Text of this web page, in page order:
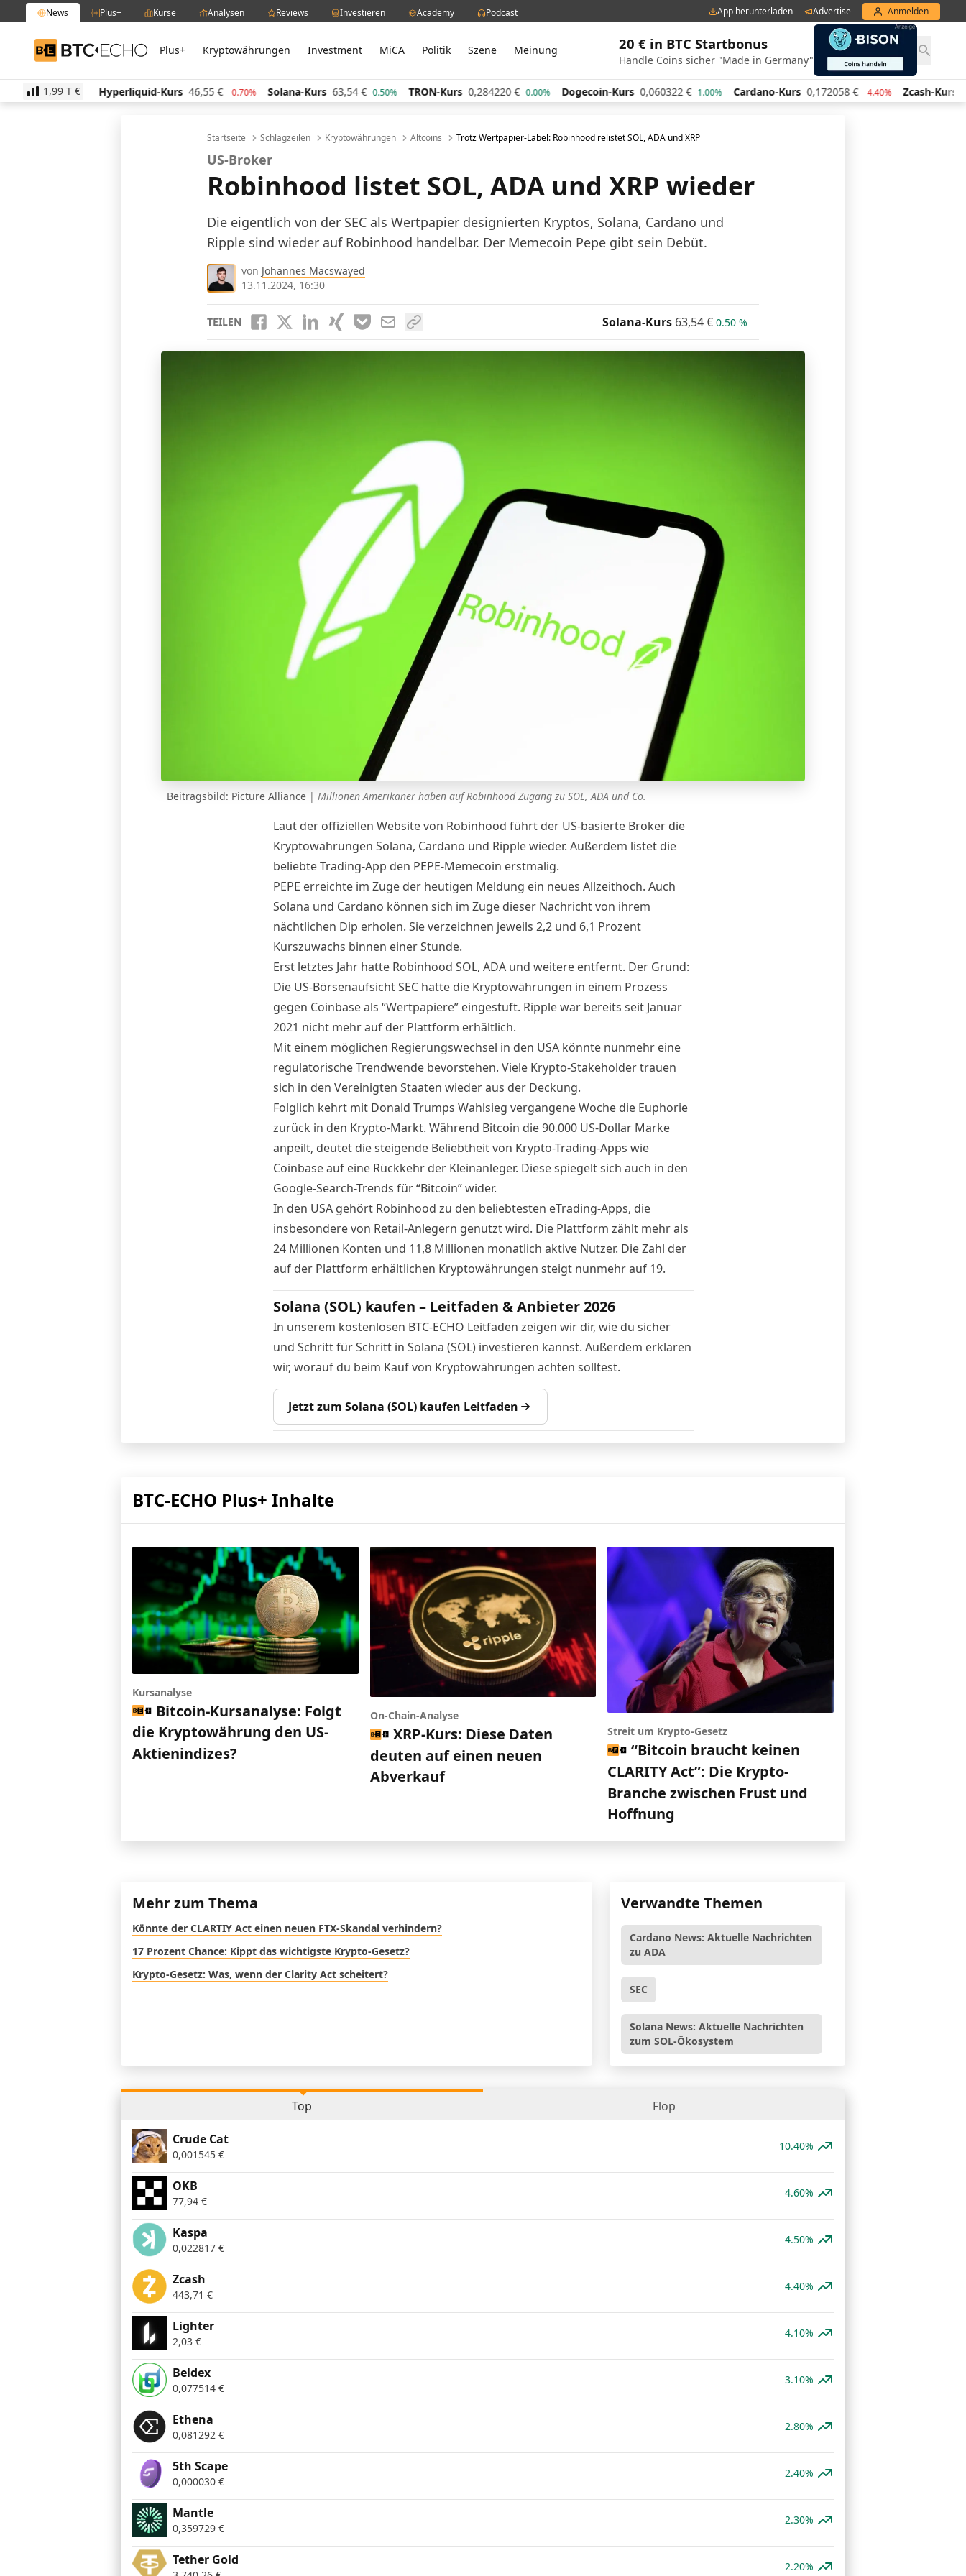
News Plus+ Kurse Analysen Reviews Investieren Academy Podcast App herunterladen Advertise Anmelden
BTC-ECHO Plus+ Kryptowährungen Investment MiCA Politik Szene Meinung 20 € in BTC Startbonus
Handle Coins sicher "Made in Germany"
1,99 T €
0.00% Hyperliquid-Kurs 46,55 € -0.70% Solana-Kurs 63,54 € 0.50% TRON-Kurs 0,284220 € 0.00% Dogecoin-Kurs 0,060322 € 1.00% Cardano-Kurs 0,172058 € -4.40% Zcash-Kurs 443,71
Startseite Schlagzeilen Kryptowährungen Altcoins Trotz Wertpapier-Label: Robinhood relistet SOL, ADA und XRP
US-Broker
Robinhood listet SOL, ADA und XRP wieder
Die eigentlich von der SEC als Wertpapier designierten Kryptos, Solana, Cardano und
Ripple sind wieder auf Robinhood handelbar. Der Memecoin Pepe gibt sein Debüt.
von Johannes Macswayed
13.11.2024, 16:30
TEILEN Solana-Kurs 63,54€ 0.50 %
Beitragsbild: Picture Alliance | Millionen Amerikaner haben auf Robinhood Zugang zu SOL, ADA und Co.
Laut der offiziellen Websitevon Robinhood führt der US-basierte Broker die
Kryptowährungen Solana, Cardano und Ripple wieder. Außerdem listet die
beliebte Trading-App den PEPE-Memecoin erstmalig.
PEPE erreichte im Zuge der heutigen Meldung ein neues Allzeithoch. Auch
Solana und Cardano können sich im Zuge dieser Nachricht von ihrem
nächtlichen Dip erholen. Sie verzeichnen jeweils 2,2 und 6,1 Prozent
Kurszuwachs binnen einer Stunde.
Erst letztes Jahr hatte Robinhood SOL, ADA und weitere entfernt. Der Grund:
Die US-Börsenaufsicht SEC hatte die Kryptowährungen in einem Prozess
gegen Coinbase als “Wertpapiere” eingestuft. Ripple war bereits seit Januar
2021 nicht mehr auf der Plattform erhältlich.
Mit einem möglichen Regierungswechsel in den USA könnte nunmehr eine
regulatorische Trendwende bevorstehen. Viele Krypto-Stakeholder trauen
sich in den Vereinigten Staaten wieder aus der Deckung.
Folglich kehrt mit Donald Trumps Wahlsieg vergangene Woche die Euphorie
zurück in den Krypto-Markt. Während Bitcoin die90.000 US-DollarMarke
anpeilt, deutet die steigende Beliebtheit von Krypto-Trading-Apps wie
Coinbase auf eine Rückkehr der Kleinanleger. Diese spiegelt sich auch in den
Google-Search-Trends für “Bitcoin” wider.
In den USA gehört Robinhood zu den beliebtesten eTrading-Apps, die
insbesondere von Retail-Anlegern genutzt wird. Die Plattform zählt mehr als
24 Millionen Konten und 11,8 Millionen monatlich aktive Nutzer. Die Zahl der
auf der Plattform erhältlichen Kryptowährungen steigt nunmehr auf 19.
Solana (SOL) kaufen – Leitfaden & Anbieter 2026
In unserem kostenlosen BTC-ECHO Leitfaden zeigen wir dir, wie du sicher
und Schritt für Schritt in Solana (SOL) investieren kannst. Außerdem erklären
wir, worauf du beim Kauf von Kryptowährungen achten solltest.
Jetzt zum Solana (SOL) kaufen Leitfaden
BTC-ECHO Plus+ Inhalte
Kursanalyse
Bitcoin-Kursanalyse: Folgt
die Kryptowährung den US-
Aktienindizes?
On-Chain-Analyse
XRP-Kurs: Diese Daten
deuten auf einen neuen
Abverkauf
Streit um Krypto-Gesetz
“Bitcoin braucht keinen
CLARITY Act”: Die Krypto-
Branche zwischen Frust und
Hoffnung
Mehr zum Thema
Könnte der CLARTIY Act einen neuen FTX-Skandal verhindern?
17 Prozent Chance: Kippt das wichtigste Krypto-Gesetz?
Krypto-Gesetz: Was, wenn der Clarity Act scheitert?
Verwandte Themen
Cardano News: Aktuelle Nachrichten
zu ADA
SEC
Solana News: Aktuelle Nachrichten
zum SOL-Ökosystem
Top Flop
Crude Cat
0,001545 €
10.40%
OKB
77,94 €
4.60%
Kaspa
0,022817 €
4.50%
Zcash
443,71 €
4.40%
Lighter
2,03 €
4.10%
Beldex
0,077514 €
3.10%
Ethena
0,081292 €
2.80%
5th Scape
0,000030 €
2.40%
Mantle
0,359729 €
2.30%
Tether Gold 2.20%